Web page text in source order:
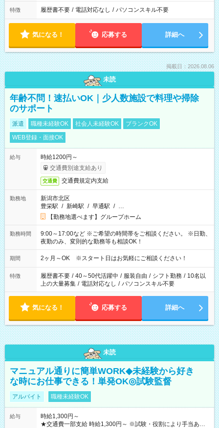
特徴 履歴書不要 / 電話対応なし / パソコンスキル不要
気になる！ 応募する 詳細へ
掲載日：2026.08.06
未読
年齢不問！速払いOK｜少人数施設で料理や掃除
のサポート
派遣 職種未経験OK 社会人未経験OK
ブランクOK
WEB登録・面接OK
給与
時給1200円～
交通費別途支給あり
交通費 交通費規定内支給
勤務地
新潟市北区
豊栄駅 / 新崎駅 / 早通駅 / …
【勤務地選べます】グループホーム
勤務時間
9:00～17:00など ※ご希望の時間帯をご相談ください。 ※日勤、
夜勤のみ、変則的な勤務等も相談OK！
期間 2ヶ月～OK ※スタート日はお気軽にご相談ください！
特徴 履歴書不要 / 40～50代活躍中 / 服装自由 / シフト勤務 / 10名以
上の大量募集 / 電話対応なし / パソコンスキル不要
気になる！ 応募する 詳細へ
未読
マニュアル通りに簡単WORK◆未経験から好き
な時にお仕事できる！単発OK◎試験監督
アルバイト 職種未経験OK
給与
時給1,300円～
★交通費一部支給 時給1,300円～ ※試験・役割により手当あり